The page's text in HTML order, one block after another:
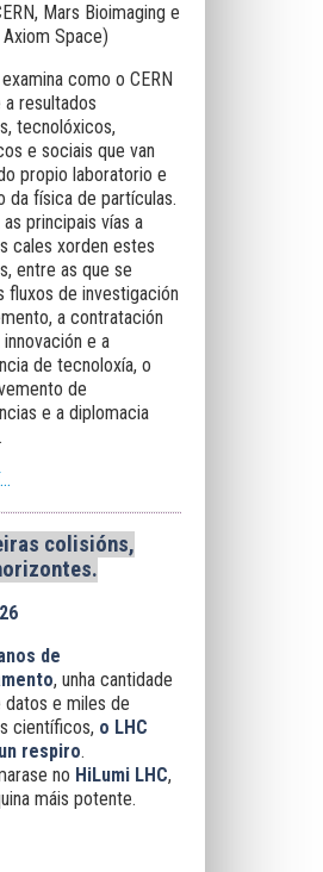
Mars Bioimaging e
Axiom Space)
como o CERN
resultados
tecnolóxicos,
e sociais que van
propio laboratorio e
da física de partículas.
principais vías a
cales xorden estes
entre as que se
fluxos de investigación
a contratación
e a
de tecnoloxía, o
de
e a diplomacia
colisións,
.
de
, unha cantidade
datos e miles de
científicos, o LHC
respiro.
no HiLumi LHC,
máis potente.